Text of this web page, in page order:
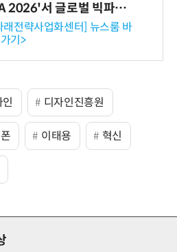
2026'서 글로벌 빅파마
의 비즈니스 미팅 지원…K
이오 해외 진출 교두보 확
래전략사업화센터] 뉴스룸 바
기>
디자인진흥원
이태용 혁신